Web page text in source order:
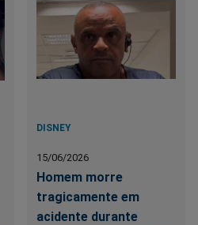
DISNEY
15/06/2026
Homem morre
tragicamente em
acidente durante